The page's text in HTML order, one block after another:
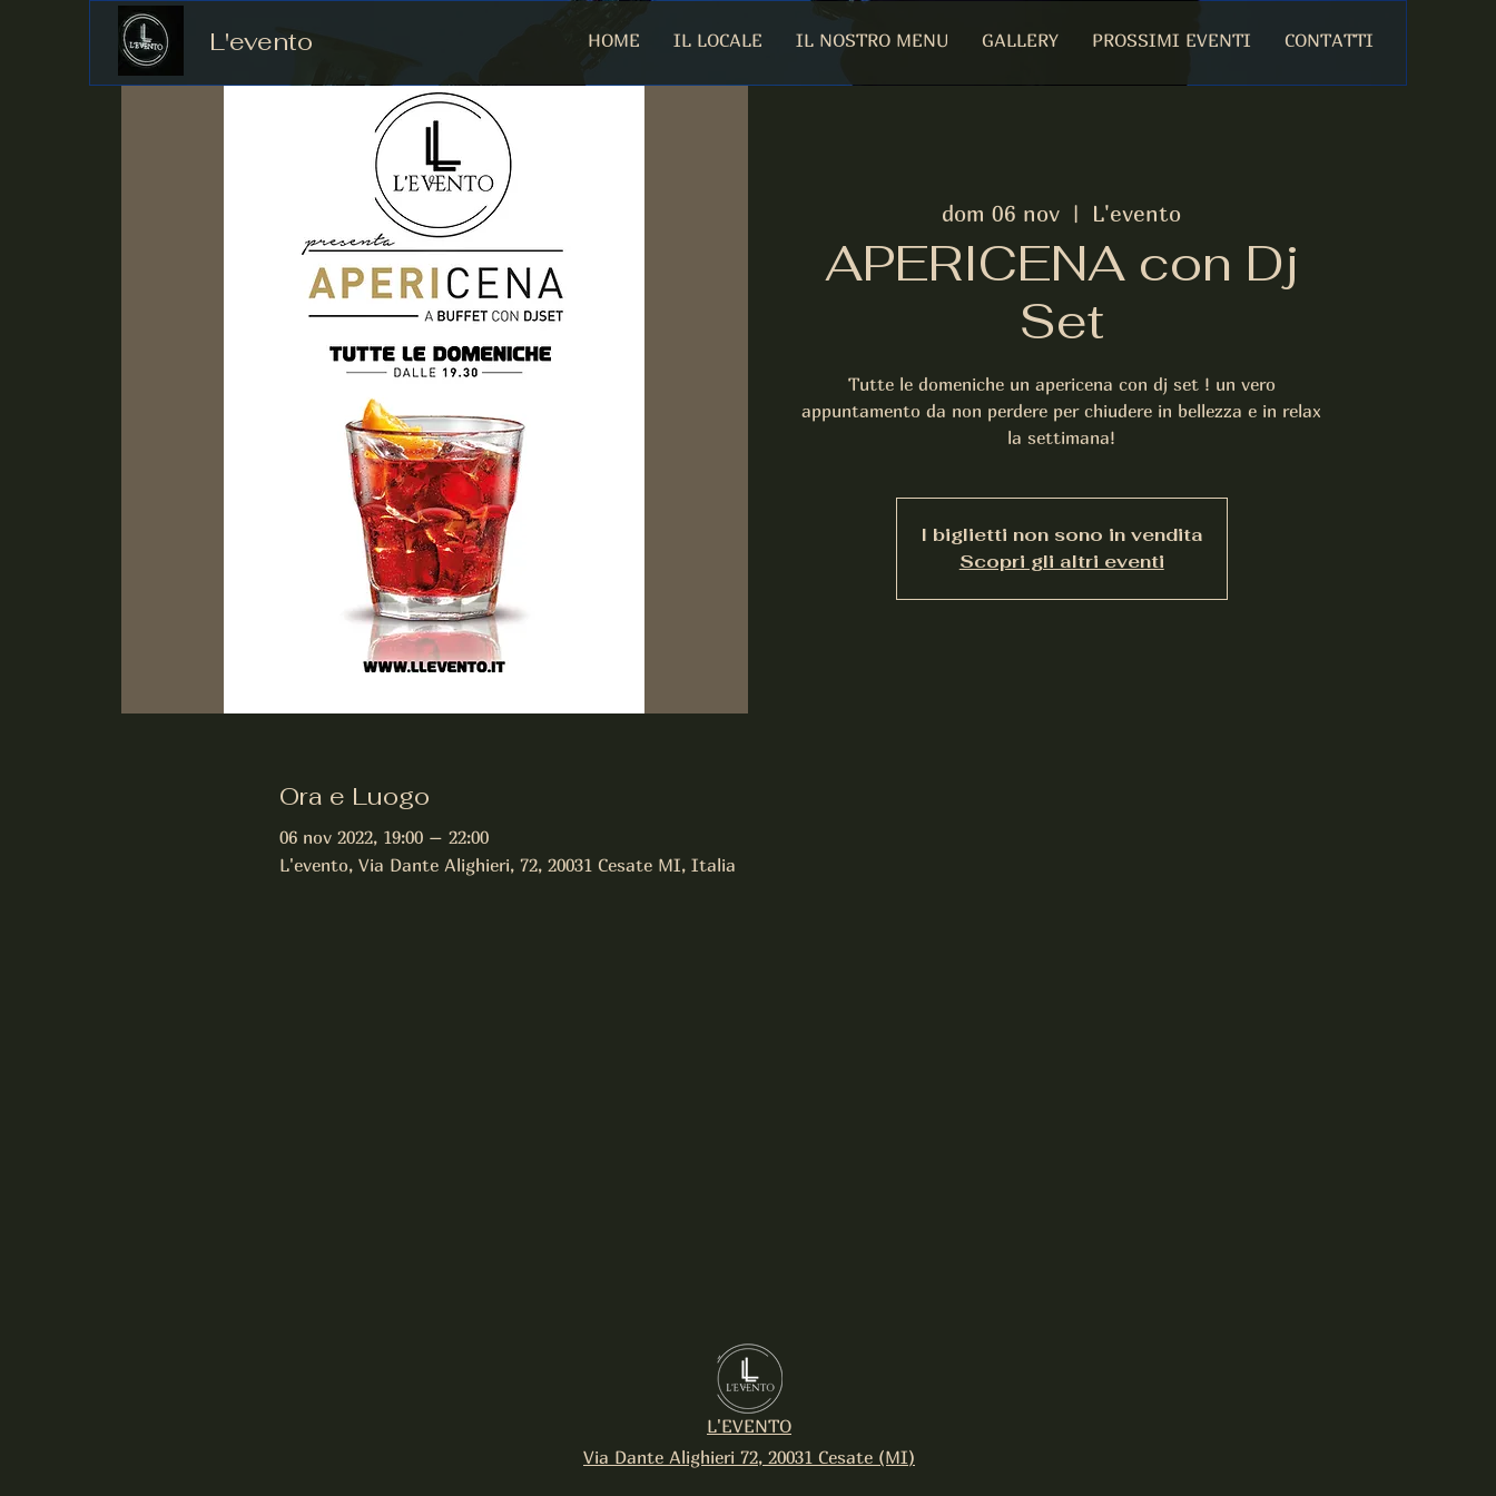
L'evento HOME IL LOCALE IL NOSTRO MENU GALLERY PROSSIMI EVENTI CONTATTI
dom 06 nov
  |
L'evento
APERICENA con Dj
Set
Tutte le domeniche un apericena con dj set ! un vero
appuntamento da non perdere per chiudere in bellezza e in relax
la settimana!
I biglietti non sono in vendita
Scopri gli altri eventi
Ora e Luogo
06 nov 2022, 19:00 – 22:00
L'evento, Via Dante Alighieri, 72, 20031 Cesate MI, Italia
L'EVENTO
Via Dante Alighieri 72, 20031 Cesate (MI)